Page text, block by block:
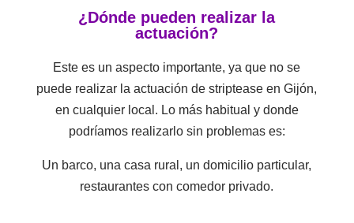
¿Dónde pueden realizar la
actuación?
Este es un aspecto importante, ya que no se
puede realizar la actuación de striptease en Gijón,
en cualquier local. Lo más habitual y donde
podríamos realizarlo sin problemas es:
Un barco, una casa rural, un domicilio particular,
restaurantes con comedor privado.